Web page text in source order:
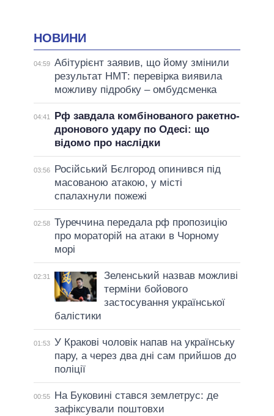
НОВИНИ
04:59 Абітурієнт заявив, що йому змінили
результат НМТ: перевірка виявила
можливу підробку – омбудсменка
04:41
Рф завдала комбінованого ракетно-
дронового удару по Одесі: що
відомо про наслідки
03:56
Російський Бєлгород опинився під
масованою атакою, у місті
спалахнули пожежі
02:58 Туреччина передала рф пропозицію
про мораторій на атаки в Чорному
морі
02:31
Зеленський назвав можливі
терміни бойового
застосування української
балістики
01:53 У Кракові чоловік напав на українську
пару, а через два дні сам прийшов до
поліції
00:55
На Буковині стався землетрус: де
зафіксували поштовхи